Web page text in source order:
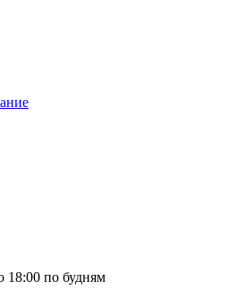
18:00 по будням